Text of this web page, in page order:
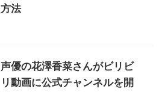
方法
声優の花澤香菜さんがビリビ
リ動画に公式チャンネルを開